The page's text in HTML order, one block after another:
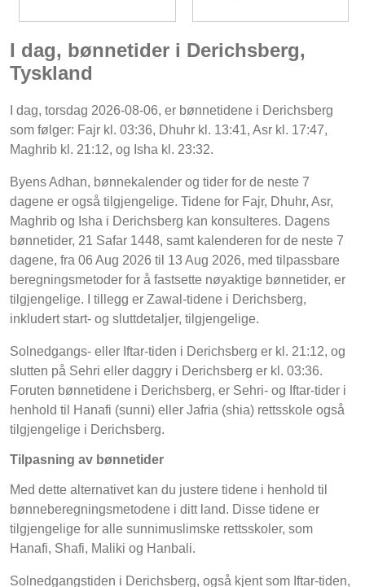
I dag, bønnetider i Derichsberg,
Tyskland
I dag, torsdag 2026-08-06, er bønnetidene i Derichsberg
som følger: Fajr kl. 03:36, Dhuhr kl. 13:41, Asr kl. 17:47,
Maghrib kl. 21:12, og Isha kl. 23:32.
Byens Adhan, bønnekalender og tider for de neste 7
dagene er også tilgjengelige. Tidene for Fajr, Dhuhr, Asr,
Maghrib og Isha i Derichsberg kan konsulteres. Dagens
bønnetider, 21 Safar 1448, samt kalenderen for de neste 7
dagene, fra 06 Aug 2026 til 13 Aug 2026, med tilpassbare
beregningsmetoder for å fastsette nøyaktige bønnetider, er
tilgjengelige. I tillegg er Zawal-tidene i Derichsberg,
inkludert start- og sluttdetaljer, tilgjengelige.
Solnedgangs- eller Iftar-tiden i Derichsberg er kl. 21:12, og
slutten på Sehri eller daggry i Derichsberg er kl. 03:36.
Foruten bønnetidene i Derichsberg, er Sehri- og Iftar-tider i
henhold til Hanafi (sunni) eller Jafria (shia) rettsskole også
tilgjengelige i Derichsberg.
Tilpasning av bønnetider
Med dette alternativet kan du justere tidene i henhold til
bønneberegningsmetodene i ditt land. Disse tidene er
tilgjengelige for alle sunnimuslimske rettsskoler, som
Hanafi, Shafi, Maliki og Hanbali.
Solnedgangstiden i Derichsberg, også kjent som Iftar-tiden,